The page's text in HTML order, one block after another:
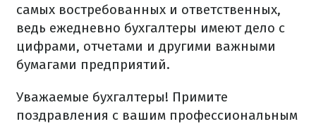
самых востребованных и ответственных,
ведь ежедневно бухгалтеры имеют дело с
цифрами, отчетами и другими важными
бумагами предприятий.
Уважаемые бухгалтеры! Примите
поздравления с вашим профессиональным